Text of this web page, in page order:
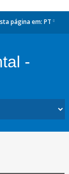
página em: PT
-